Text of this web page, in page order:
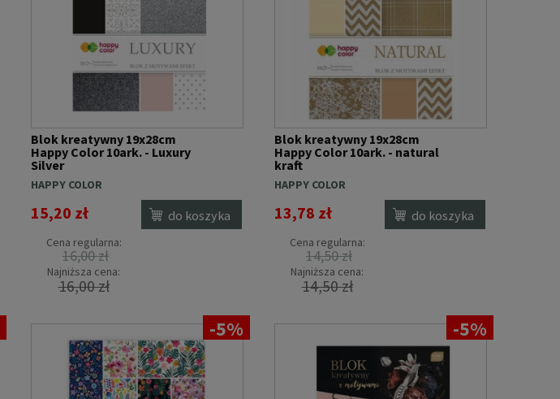
Blok kreatywny 19x28cm
Happy Color 10ark. - Luxury
Silver
HAPPY COLOR
15,20 zł
Cena regularna:
16,00 zł
Najniższa cena:
16,00 zł
do koszyka
Blok kreatywny 19x28cm
Happy Color 10ark. - natural
kraft
HAPPY COLOR
13,78 zł
Cena regularna:
14,50 zł
Najniższa cena:
14,50 zł
do koszyka
-5% -5%